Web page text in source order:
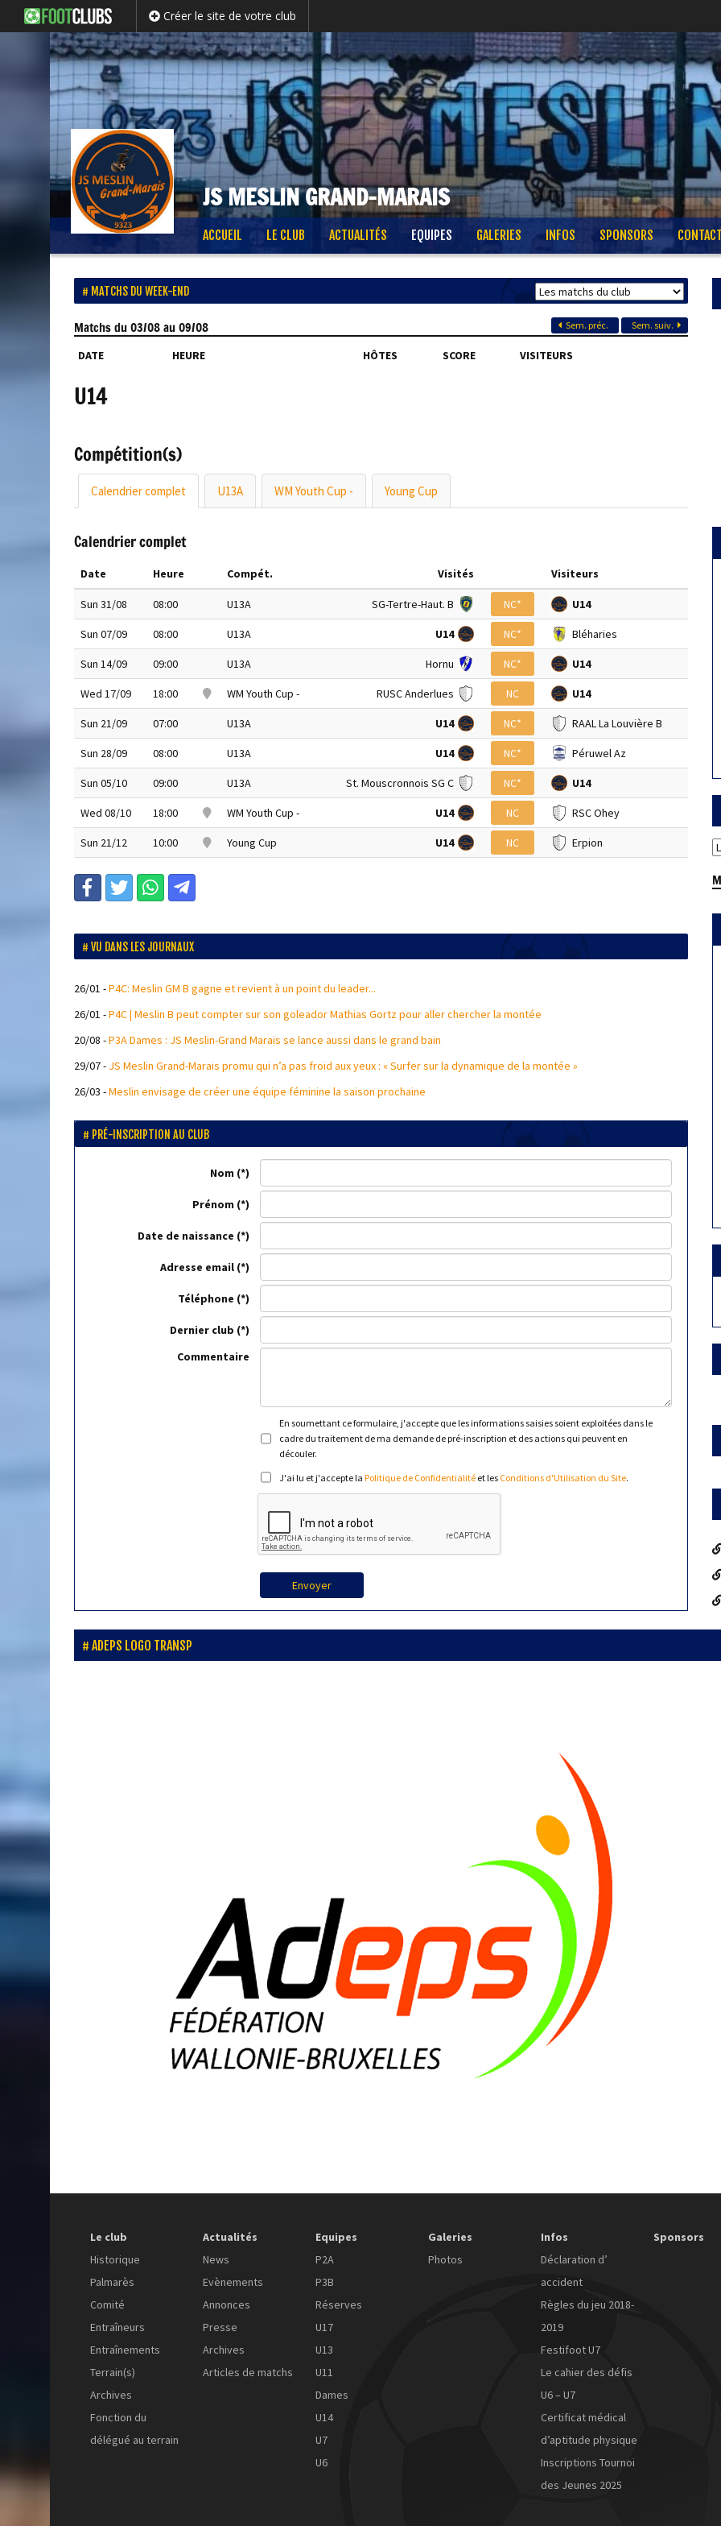
Créer le site de votre club
JS MESLIN GRAND-MARAIS
ACCUEIL LE CLUB ACTUALITÉS EQUIPES GALERIES INFOS SPONSORS CONTACT
MATCHS DU WEEK-END
Matchsdu 03/08 au 09/08 Sem. préc. Sem. suiv.
DATE HEURE HÔTES SCORE VISITEURS
U14
Compétition(s)
Calendrier complet U13A WM Youth Cup - Young Cup
Calendrier complet
Date Heure Compét. Visités Visiteurs
Sun 31/08 08:00 U13A SG-Tertre-Haut. B NC* U14
Sun 07/09 08:00 U13A U14 NC* Bléharies
Sun 14/09 09:00 U13A Hornu NC* U14
Wed 17/09 18:00 WM Youth Cup - RUSC Anderlues NC U14
Sun 21/09 07:00 U13A U14 NC* RAAL La Louvière B
Sun 28/09 08:00 U13A U14 NC* Péruwel Az
Sun 05/10 09:00 U13A St. Mouscronnois SG C NC* U14
Wed 08/10 18:00 WM Youth Cup - U14 NC RSC Ohey
Sun 21/12 10:00 Young Cup U14 NC Erpion
VU DANS LES JOURNAUX
26/01 -P4C: Meslin GM B gagne et revient à un point du leader...
26/01 -P4C | Meslin B peut compter sur son goleador Mathias Gortz pour aller chercher la montée
20/08 -P3A Dames : JS Meslin-Grand Marais se lance aussi dans le grand bain
29/07- JS Meslin Grand-Marais promu qui n’a pas froid aux yeux : « Surfer sur la dynamique de la montée »
26/03 -Meslin envisage de créer une équipe féminine la saison prochaine
PRÉ-INSCRIPTION AU CLUB
Nom
Prénom
Date de naissance
Adresse email
Téléphone
Dernier club
Commentaire
En soumettant ce formulaire, j'accepte que les informations saisies soient exploitées dans le
cadre du traitement de ma demande de pré-inscription et des actions qui peuvent en
découler.
J'ai lu et j'accepte la Politique de Confidentialitéet les Conditions d'Utilisation du Site.
Envoyer
ADEPS LOGO TRANSP
Le club
Historique
Palmarès
Comité
Entraîneurs
Entraînements
Terrain(s)
Archives
Fonction du
délégué au terrain
Actualités
News
Evènements
Annonces
Presse
Archives
Articles de matchs
Equipes
P2A
P3B
Réserves
U17
U13
U11
Dames
U14
U7
U6
Galeries
Photos
Infos
Déclaration d’
accident
Règles du jeu 2018-
2019
Festifoot U7
Le cahier des défis
U6 – U7
Certificat médical
d’aptitude physique
Inscriptions Tournoi
des Jeunes 2025
Sponsors